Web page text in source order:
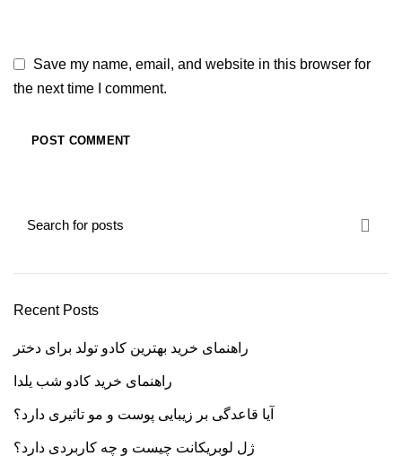
Save my name, email, and website in this browser for
the next time I comment.
Recent Posts
راهنمای خرید بهترین کادو تولد برای دختر
راهنمای خرید کادو شب یلدا
آیا قاعدگی بر زیبایی پوست و مو تاثیری دارد؟
ژل لوبریکانت چیست و چه کاربردی دارد؟